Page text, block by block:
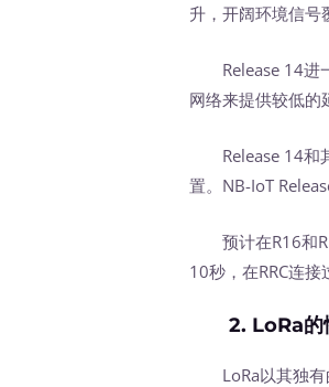
升，开阔环境信号
Release 14进一
网络来提供较低的
Release 14和其
置。NB-IoT
预计在R16和
10秒，在RRC连接
2. LoRa的
LoRa以其独有